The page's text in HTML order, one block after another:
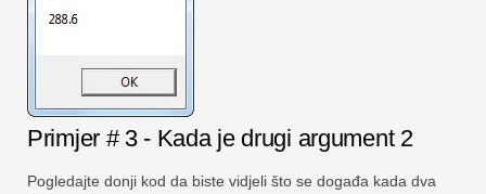
Primjer # 3 - Kada je drugi argument 2
Pogledajte donji kod da biste vidjeli što se događa kada dva